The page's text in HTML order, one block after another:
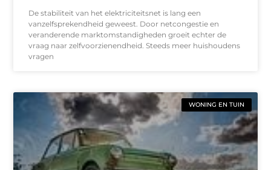
De stabiliteit van het elektriciteitsnet is lang een
vanzelfsprekendheid geweest. Door netcongestie en
veranderende marktomstandigheden groeit echter de
vraag naar zelfvoorzienendheid. Steeds meer huishoudens
vragen
WONING EN TUIN